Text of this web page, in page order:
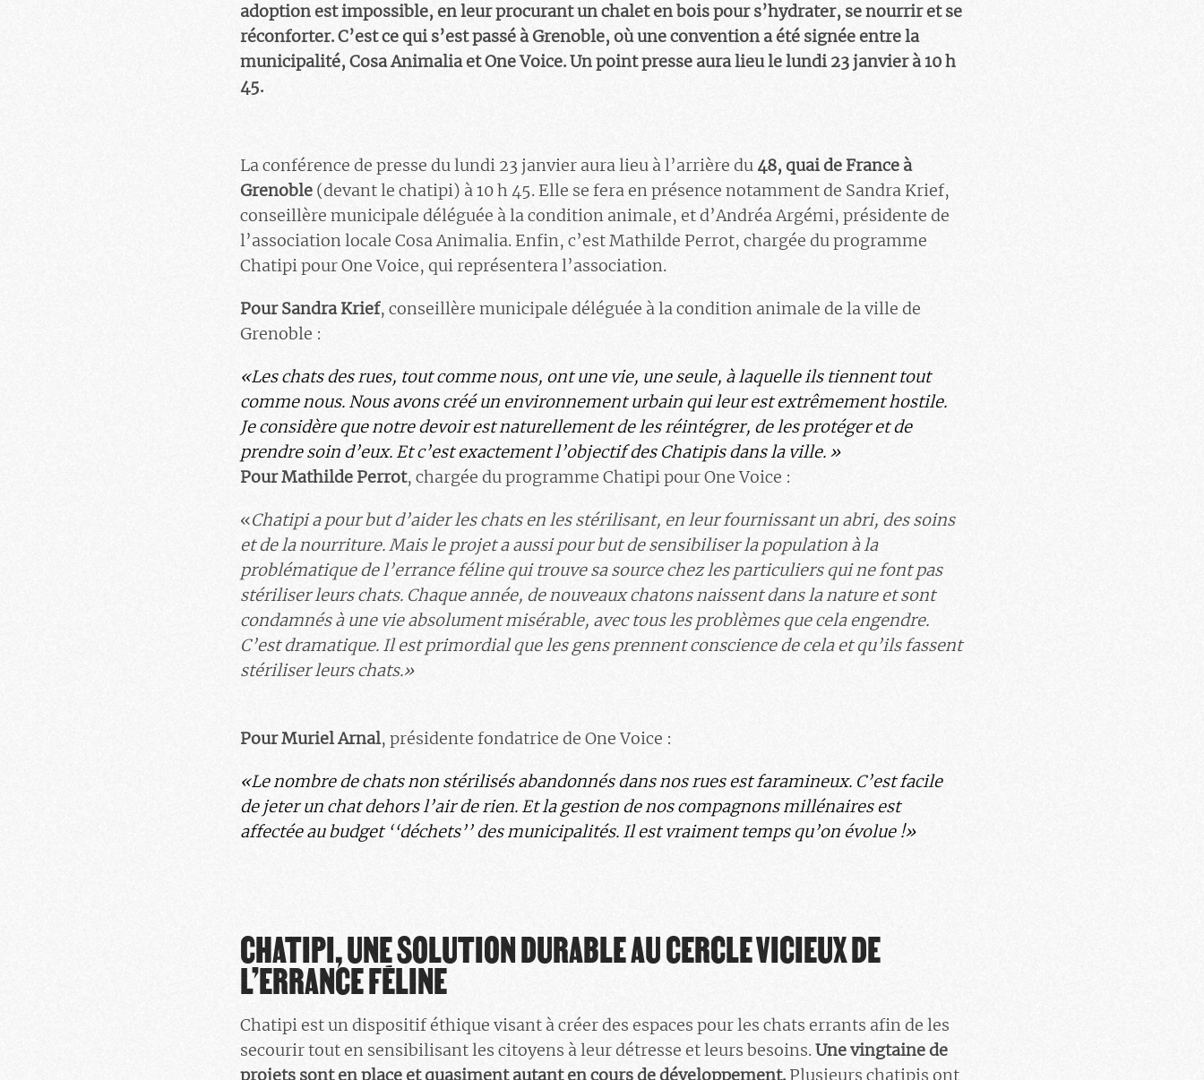
adoption est impossible, en leur procurant un chalet en bois pour s’hydrater, se nourrir et se
réconforter. C’est ce qui s’est passé à Grenoble, où une convention a été signée entre la
municipalité, Cosa Animalia et One Voice. Un point presse aura lieu le lundi 23 janvier à 10 h
45.
La conférence de presse du lundi 23 janvier aura lieu à l’arrière du48, quai de France à
Grenoble (devant le chatipi) à 10 h 45. Elle se fera en présence notamment de Sandra Krief,
conseillère municipale déléguée à la condition animale, et d’Andréa Argémi, présidente de
l’association locale Cosa Animalia. Enfin, c’est Mathilde Perrot, chargée du programme
Chatipi pour One Voice, qui représentera l’association.
Pour Sandra Krief, conseillère municipale déléguée à la condition animale de la ville de
Grenoble :
«Les chats des rues, tout comme nous, ont une vie, une seule, à laquelle ils tiennent tout
comme nous. Nous avons créé un environnement urbain qui leur est extrêmement hostile.
Je considère que notre devoir est naturellement de les réintégrer, de les protéger et de
prendre soin d’eux. Et c’est exactement l’objectif des Chatipis dans la ville. »
Pour Mathilde Perrot, chargée du programme Chatipi pour One Voice :
«Chatipi a pour but d’aider les chats en les stérilisant, en leur fournissant un abri, des soins
et de la nourriture. Mais le projet a aussi pour but de sensibiliser la population à la
problématique de l’errance féline qui trouve sa source chez les particuliers qui ne font pas
stériliser leurs chats. Chaque année, de nouveaux chatons naissent dans la nature et sont
condamnés à une vie absolument misérable, avec tous les problèmes que cela engendre.
C’est dramatique. Il est primordial que les gens prennent conscience de cela et qu’ils fassent
stériliser leurs chats.»
Pour Muriel Arnal, présidente fondatrice de One Voice :
«Le nombre de chats non stérilisés abandonnés dans nos rues est faramineux. C’est facile
de jeter un chat dehors l’air de rien. Et la gestion de nos compagnons millénaires est
affectée au budget ‘‘déchets’’ des municipalités. Il est vraiment temps qu’on évolue !»
CHATIPI, UNE SOLUTION DURABLE AU CERCLE VICIEUX DE
L’ERRANCE FÉLINE
Chatipi est un dispositif éthique visant à créer des espaces pour les chats errants afin de les
secourir tout en sensibilisant les citoyens à leur détresse et leurs besoins.Une vingtaine de
projets sont en place et quasiment autant en cours de développement.Plusieurs chatipis ont